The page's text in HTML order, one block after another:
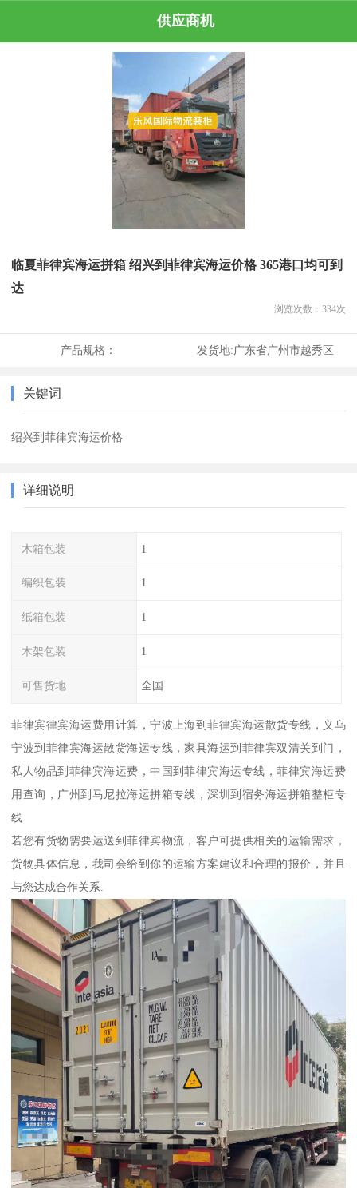
供应商机
临夏菲律宾海运拼箱 绍兴到菲律宾海运价格 365港口均可到
达
浏览次数： 334次
产品规格： 发货地:广东省广州市越秀区
关键词
绍兴到菲律宾海运价格
详细说明
木箱包装 1
编织包装 1
纸箱包装 1
木架包装 1
可售货地 全国
菲律宾律宾海运费用计算，宁波上海到菲律宾海运散货专线，义乌
宁波到菲律宾海运散货海运专线，家具海运到菲律宾双清关到门，
私人物品到菲律宾海运费，中国到菲律宾海运专线，菲律宾海运费
用查询，广州到马尼拉海运拼箱专线，深圳到宿务海运拼箱整柜专
线
若您有货物需要运送到菲律宾物流，客户可提供相关的运输需求，
货物具体信息，我司会给到你的运输方案建议和合理的报价，并且
与您达成合作关系.